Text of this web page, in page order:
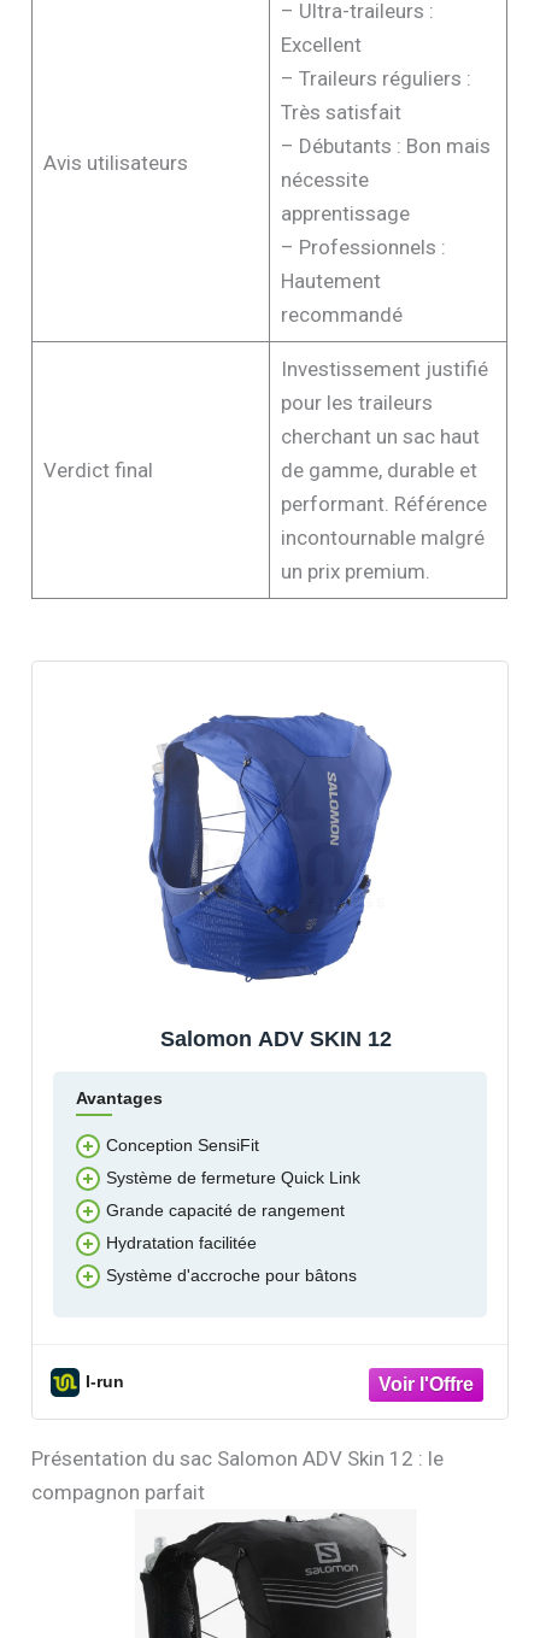
Avis utilisateurs
– Ultra-traileurs :
Excellent
– Traileurs réguliers :
Très satisfait
– Débutants : Bon mais
nécessite
apprentissage
– Professionnels :
Hautement
recommandé
Verdict final
Investissement justifié
pour les traileurs
cherchant un sac haut
de gamme, durable et
performant. Référence
incontournable malgré
un prix premium.
Salomon ADV SKIN 12
Avantages
Conception SensiFit
Système de fermeture Quick Link
Grande capacité de rangement
Hydratation facilitée
Système d'accroche pour bâtons
I-run
Présentation du sac Salomon ADV Skin 12 : le
compagnon parfait